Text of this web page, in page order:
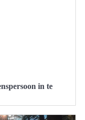
in te